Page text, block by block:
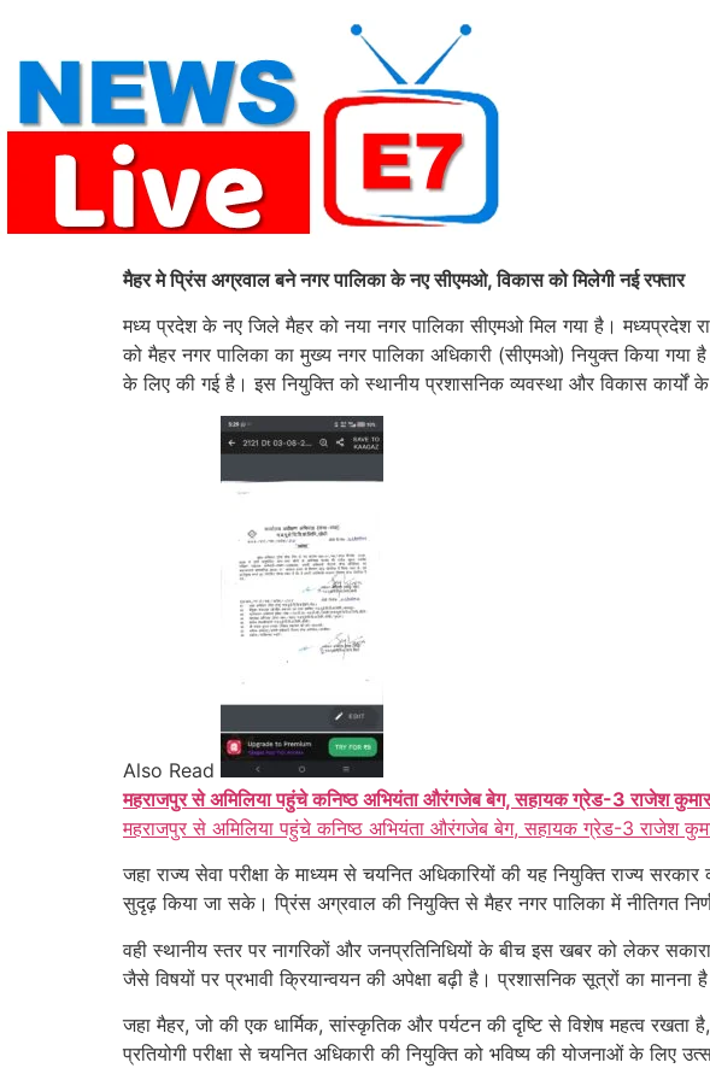
content
मैहर मे प्रिंस अग्रवाल बने नगर पालिका के नए सीएमओ, विकास को मिलेगी नई रफ्तार
मध्य प्रदेश के नए जिले मैहर को नया नगर पालिका सीएमओ मिल गया है। मध्यप्रदेश
को मैहर नगर पालिका का मुख्य नगर पालिका अधिकारी (सीएमओ) नियुक्त किया गया
के लिए की गई है। इस नियुक्ति को स्थानीय प्रशासनिक व्यवस्था और विकास कार्यों
Also Read
महराजपुर से अमिलिया पहुंचे कनिष्ठ अभियंता औरंगजेब बेग, सहायक ग्रेड-3 राजेश कुमार
महराजपुर से अमिलिया पहुंचे कनिष्ठ अभियंता औरंगजेब बेग, सहायक ग्रेड-3 राजेश कुमार
जहा राज्य सेवा परीक्षा के माध्यम से चयनित अधिकारियों की यह नियुक्ति राज्य
सुदृढ़ किया जा सके। प्रिंस अग्रवाल की नियुक्ति से मैहर नगर पालिका में नीतिगत
वही स्थानीय स्तर पर नागरिकों और जनप्रतिनिधियों के बीच इस खबर को लेकर
जैसे विषयों पर प्रभावी क्रियान्वयन की अपेक्षा बढ़ी है। प्रशासनिक सूत्रों का
जहा मैहर, जो की एक धार्मिक, सांस्कृतिक और पर्यटन की दृष्टि से विशेष महत्व
प्रतियोगी परीक्षा से चयनित अधिकारी की नियुक्ति को भविष्य की योजनाओं के